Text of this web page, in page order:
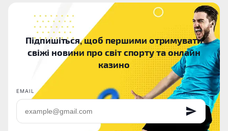
Підпишіться, щоб першими отримувати
свіжі новини про світ спорту та онлайн
казино
EMAIL